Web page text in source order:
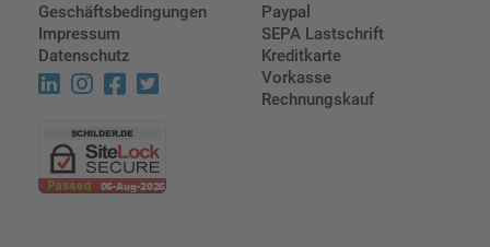
Geschäftsbedingungen
Impressum
Datenschutz
Paypal
SEPA Lastschrift
Kreditkarte
Vorkasse
Rechnungskauf